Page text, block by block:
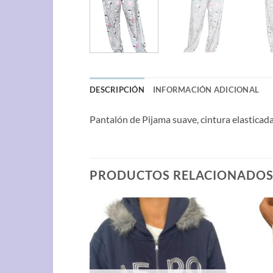
DESCRIPCIÓN INFORMACIÓN ADICIONAL
Pantalón de Pijama suave, cintura
PRODUCTOS RELACIONADOS